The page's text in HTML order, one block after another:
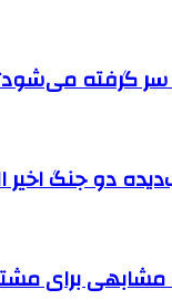
سر گرفته
برای